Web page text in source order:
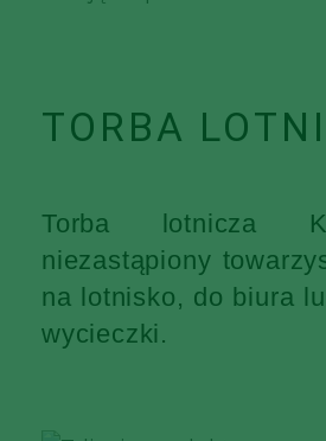
TORBA
Torba lotnicza
niezastąpiony
na lotnisko, do biura
wycieczki.